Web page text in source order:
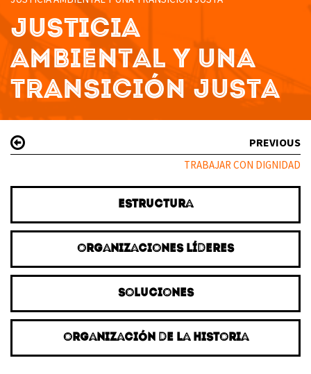
JUSTICIA
AMBIENTAL Y UNA
TRANSICIÓN JUSTA
PREVIOUS
TRABAJAR CON DIGNIDAD
ESTRUCTURA
ORGANIZACIONES LÍDERES
SOLUCIONES
ORGANIZACIÓN DE LA HISTORIA